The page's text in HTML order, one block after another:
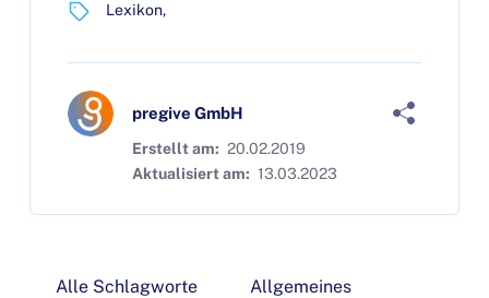
Lexikon
pregive GmbH
Erstellt am: 20.02.2019
Aktualisiert am: 13.03.2023
Alle Schlagworte Allgemeines